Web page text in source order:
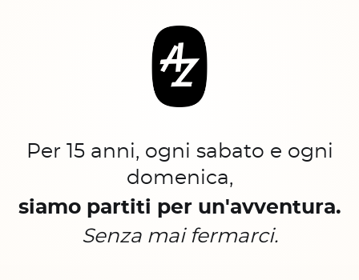
Per 15 anni, ogni sabato e ogni
domenica,
siamo partiti per un'avventura.
Senza mai fermarci.